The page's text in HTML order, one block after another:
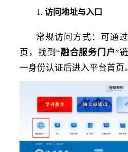
1. 访问地址与入口
常规访问方式：可通
页，找到“融合服务门户”
一身份认证后进入平台首页。